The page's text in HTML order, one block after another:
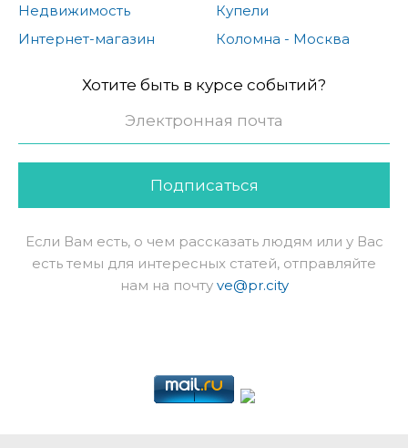
Недвижимость
Интернет-магазин
Купели
Коломна - Москва
Хотите быть в курсе событий?
Подписаться
Если Вам есть, о чем рассказать людям или у Вас
есть темы для интересных статей, отправляйте
нам на почту ve@pr.city